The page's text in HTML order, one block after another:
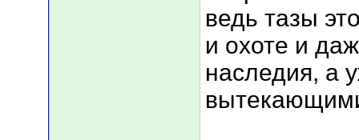
ведь тазы
и охоте и
наследия, а